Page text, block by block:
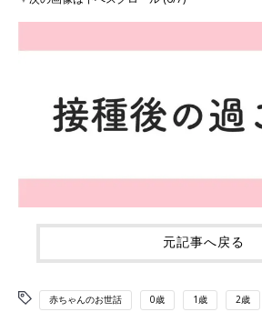
元記事へ戻る
赤ちゃんのお世話 0歳 1歳 2歳